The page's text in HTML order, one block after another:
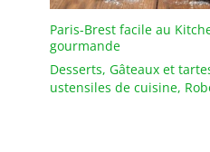
Paris-Brest facile au
gourmande
Desserts, Gâteaux et
ustensiles de cuisine,